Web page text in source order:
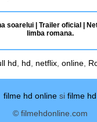
soarelui | Trailer oficial |
limba romana.
hd hd netflix online
filme hd online si filme hd
© filmehdonline.com